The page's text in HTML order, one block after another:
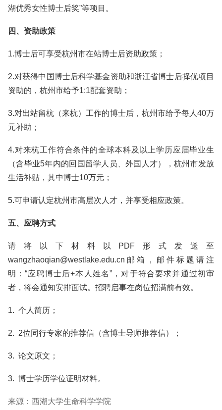
湖优秀女性博士后奖”等项目。
四、资助政策
1.博士后可享受杭州市在站博士后资助政策；
2.对获得中国博士后科学基金资助和浙江省博士后择优项目
资助的，杭州市给予1:1配套资助；
3.对出站留杭（来杭）工作的博士后，杭州市给予每人40万
元补助；
4.对来杭工作符合条件的全球本科及以上学历应届毕业生
（含毕业5年内的回国留学人员、外国人才），杭州市发放
生活补贴，其中博士10万元；
5.可申请认定杭州市高层次人才，并享受相应政策。
五、应聘方式
请将以下材料以PDF形式发送至
wangzhaoqian@westlake.edu.cn邮箱，邮件标题请注
明：“应聘博士后+本人姓名”，对于符合要求并通过初审
者，将会通知安排面试。招聘启事在岗位招满前有效。
1. 个人简历；
2. 2位同行专家的推荐信（含博士导师推荐信）；
3. 论文原文；
3. 博士学历学位证明材料。
来源：西湖大学生命科学学院